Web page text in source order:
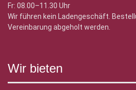
Fr: 08.00–11.30 Uhr
Wir führen kein Ladengeschäft.
Vereinbarung abgeholt werden.
Wir bieten